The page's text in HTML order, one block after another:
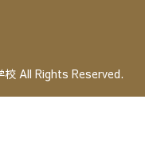
All Rights Reserved.